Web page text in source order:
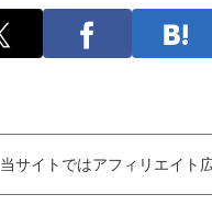
当サイトではアフィリエイト